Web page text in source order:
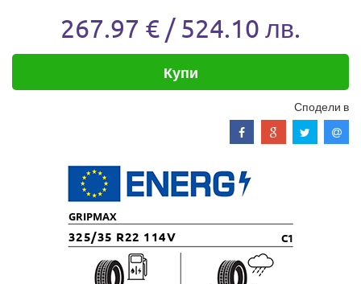
267.97 € / 524.10 лв.
Купи
Сподели в
GRIPMAX
325/35 R22 114V C1